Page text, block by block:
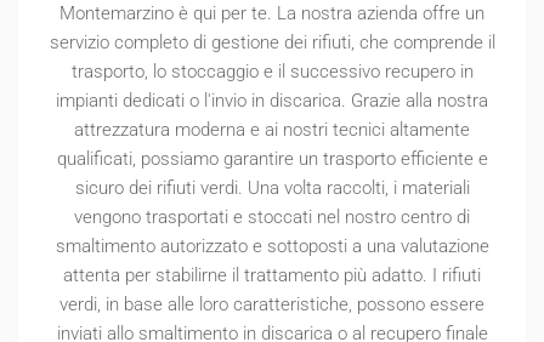
Montemarzino è qui per te. La nostra azienda offre un
servizio completo di gestione dei rifiuti, che comprende il
trasporto, lo stoccaggio e il successivo recupero in
impianti dedicati o l'invio in discarica. Grazie alla nostra
attrezzatura moderna e ai nostri tecnici altamente
qualificati, possiamo garantire un trasporto efficiente e
sicuro dei rifiuti verdi. Una volta raccolti, i materiali
vengono trasportati e stoccati nel nostro centro di
smaltimento autorizzato e sottoposti a una valutazione
attenta per stabilirne il trattamento più adatto. I rifiuti
verdi, in base alle loro caratteristiche, possono essere
inviati allo smaltimento in discarica o al recupero finale